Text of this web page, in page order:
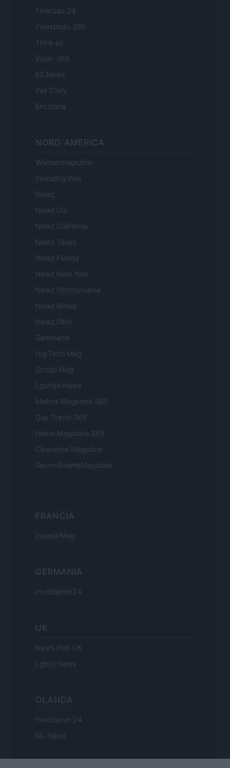
Finanzas 24
Investindo 365
Think.es
Viajar 365
ES Newz
Pet Story
Encocina
NORD AMERICA
Womanmagazine
Investing Plus
Newz
Newz US
Newz California
Newz Texas
Newz Florida
Newz New York
Newz Pennsylvania
Newz Illinois
Newz Ohio
Gameland
Hig Tech Mag
Scoop Mag
Lgbtqia News
Motors Magazine 365
Day Travel 365
Home Magazine 365
Cineverse Magazine
SecondHomeMagazine
FRANCIA
InvestirMag
GERMANIA
Investieren24
UK
News Hub UK
Lgbtq News
OLANDA
Investeren 24
NL Newz